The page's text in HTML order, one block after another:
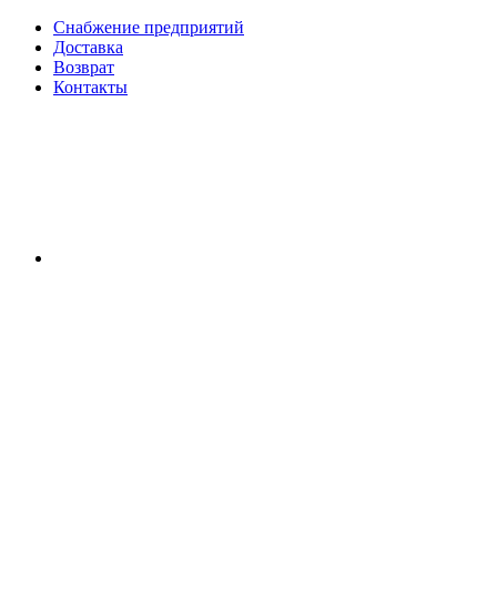
Снабжение предприятий
Доставка
Возврат
Контакты